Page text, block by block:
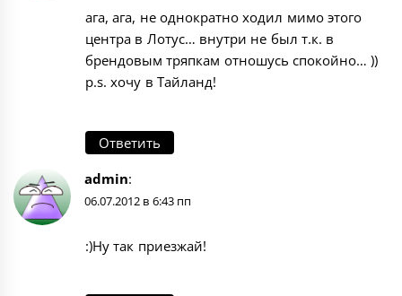
ага, ага, не однократно ходил мимо этого
центра в Лотус… внутри не был т.к. в
брендовым тряпкам отношусь спокойно… ))
p.s. хочу в Тайланд!
Ответить
admin:
06.07.2012 в 6:43 пп
:)Ну так приезжай!